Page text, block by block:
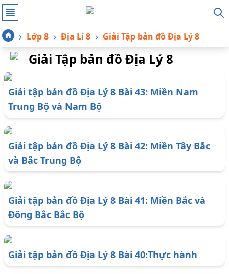
Lớp 8 Địa Lí 8 Giải Tập bản đồ Địa Lý 8
Giải Tập bản đồ Địa Lý 8
Giải tập bản đồ Địa Lý 8 Bài 43: Miền Nam
Trung Bộ và Nam Bộ
Giải tập bản đồ Địa Lý 8 Bài 42: Miền Tây Bắc
và Bắc Trung Bộ
Giải tập bản đồ Địa Lý 8 Bài 41: Miền Bắc và
Đông Bắc Bắc Bộ
Giải tập bản đồ Địa Lý 8 Bài 40:Thực hành